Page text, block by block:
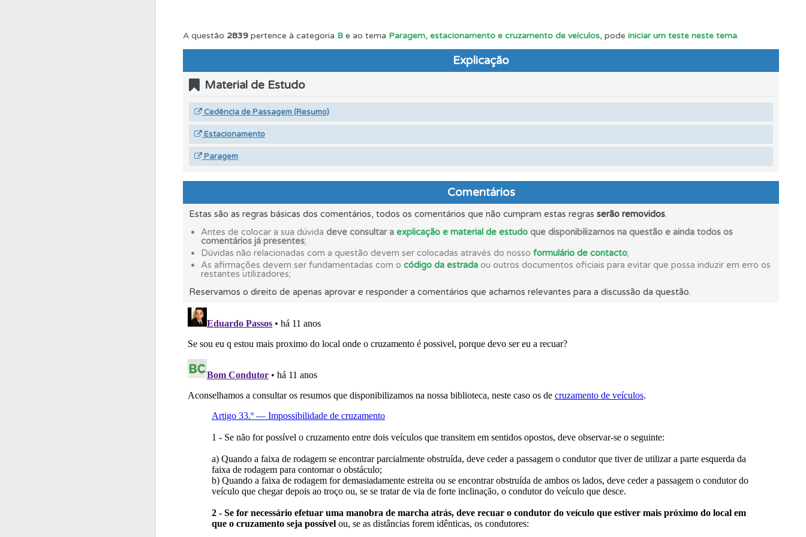
Consulte aqui todas as questões que usamos na plataforma.
Conta Crie uma conta para não perder as suas estatísticas.
Perfil Veja as questões que errou no seu perfil.
Testemunhos Veja os testemunhos dos nossos utilizadores e deixe o seu!
Pode guardar uma questão colocando-a como favorita.
Conta Crie uma conta para ter acesso às suas estatísticas em qualquer equipamento.
Use os atalhos de teclado para responder aos testes mais rapidamente.
Perfil Saiba no seu perfil se já está preparado para ir a exame.
Questões As questões que usamos estão atualizadas e são as mesmas do exame oficial.
A questão 2839 pertence à categoria B e ao tema Paragem, estacionamento e cruzamento de veículos, pode iniciar um teste neste tema.
Explicação
Material de Estudo
Cedência de Passagem (Resumo)
Estacionamento
Paragem
Comentários
Estas são as regras básicas dos comentários, todos os comentários que não cumpram estas regras serão removidos.
Antes de colocar a sua dúvida deve consultar a explicação e material de estudo que disponibilizamos na questão e ainda todos os
comentários já presentes;
Dúvidas não relacionadas com a questão devem ser colocadas através do nosso formulário de contacto;
As afirmações devem ser fundamentadas com o código da estrada ou outros documentos oficiais para evitar que possa induzir em erro os
restantes utilizadores;
Reservamos o direito de apenas aprovar e responder a comentários que achamos relevantes para a discussão da questão.